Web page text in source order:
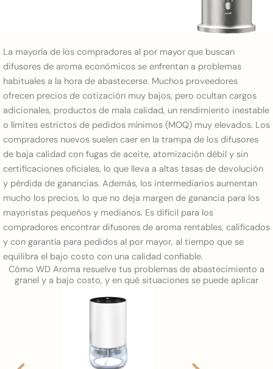
La mayoría de los compradores al por mayor que buscan
difusores de aroma económicos se enfrentan a problemas
habituales a la hora de abastecerse. Muchos proveedores
ofrecen precios de cotización muy bajos, pero ocultan cargos
adicionales, productos de mala calidad, un rendimiento inestable
o límites estrictos de pedidos mínimos (MOQ) muy elevados. Los
compradores nuevos suelen caer en la trampa de los difusores
de baja calidad con fugas de aceite, atomización débil y sin
certificaciones oficiales, lo que lleva a altas tasas de devolución
y pérdida de ganancias. Además, los intermediarios aumentan
mucho los precios, lo que no deja margen de ganancia para los
mayoristas pequeños y medianos. Es difícil para los
compradores encontrar difusores de aroma rentables, calificados
y con garantía para pedidos al por mayor, al tiempo que se
equilibra el bajo costo con una calidad confiable.
Cómo WD Aroma resuelve tus problemas de abastecimiento a
granel y a bajo costo, y en qué situaciones se puede aplicar